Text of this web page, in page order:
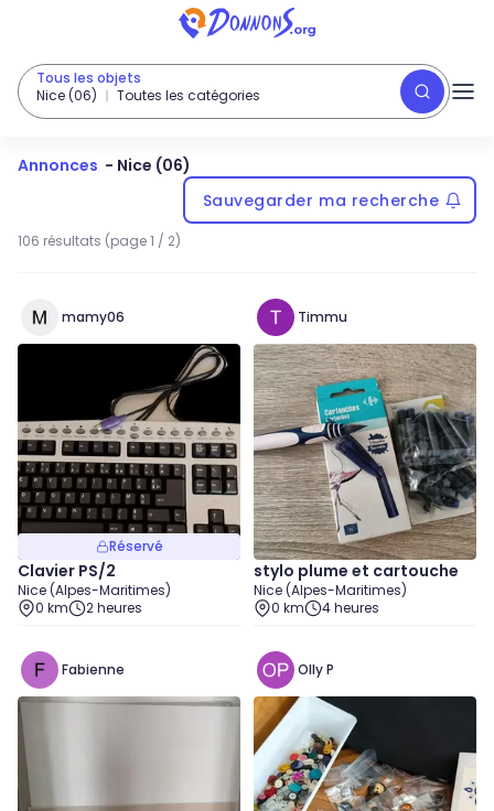
Tous les objets
Nice (06)
Toutes les catégories
Annonces - Nice (06)
Sauvegarder ma recherche
106 résultats (page 1 / 2)
mamy06
Réservé
Clavier PS/2
Nice (Alpes-Maritimes)
0 km
2 heures
Timmu
stylo plume et cartouche
Nice (Alpes-Maritimes)
0 km
4 heures
Fabienne Olly P